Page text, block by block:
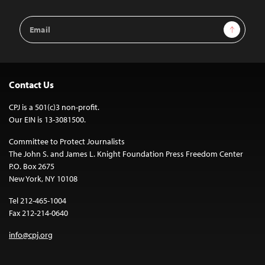
Email
Address
Sign Up
Contact Us
CPJ is a 501(c)3 non-profit.
Our EIN is 13-3081500.
Committee to Protect Journalists
The John S. and James L. Knight Foundation Press Freedom Center
P.O. Box 2675
New York, NY 10108
Tel 212-465-1004
Fax 212-214-0640
info@cpj.org